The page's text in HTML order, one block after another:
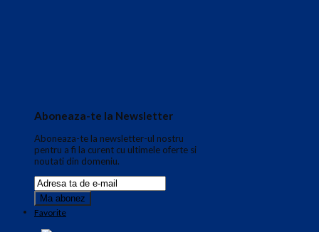
Aboneaza-te la Newsletter
Aboneaza-te la newsletter-ul nostru
pentru a fi la curent cu ultimele oferte si
noutati din domeniu.
Favorite